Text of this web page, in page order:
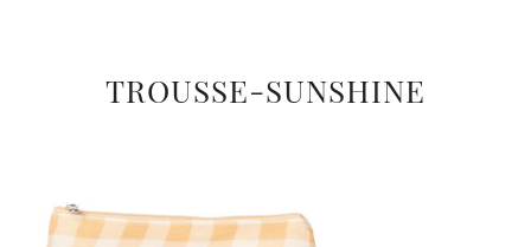
TROUSSE-SUNSHINE